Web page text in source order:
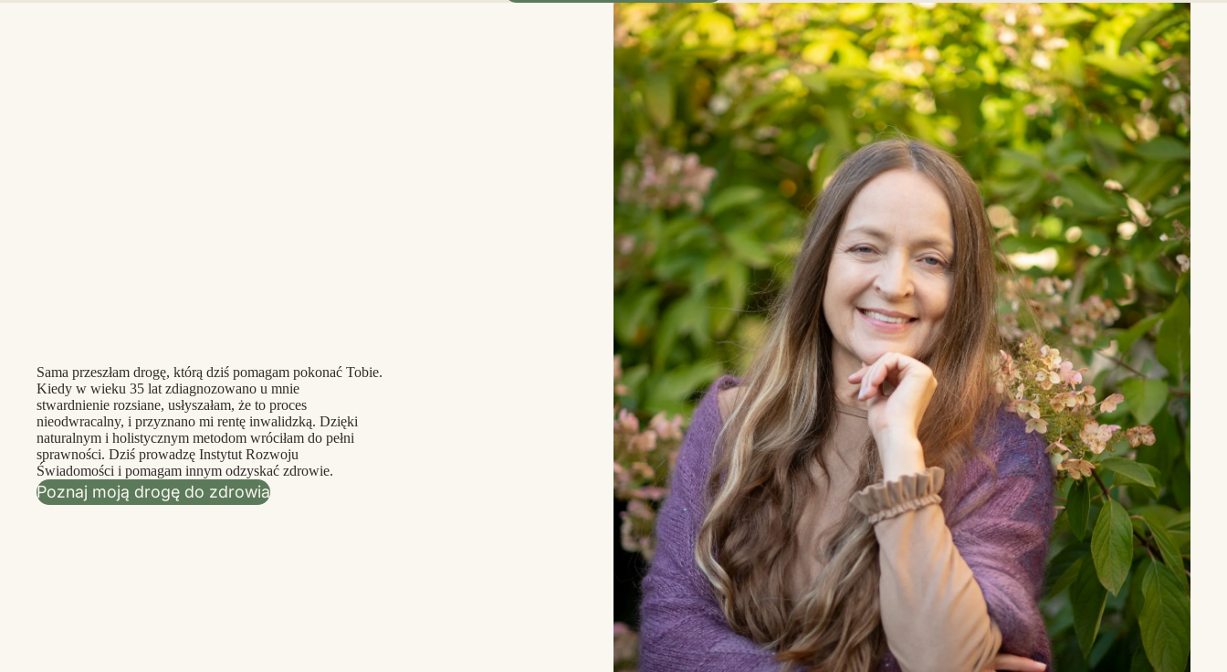
Sama przeszłam drogę, którą dziś pomagam pokonać Tobie.
Kiedy w wieku 35 lat zdiagnozowano u mnie
stwardnienie rozsiane, usłyszałam, że to proces
nieodwracalny, i przyznano mi rentę inwalidzką. Dzięki
naturalnym i holistycznym metodom wróciłam do pełni
sprawności. Dziś prowadzę Instytut Rozwoju
Świadomości i pomagam innym odzyskać zdrowie.
Poznaj moją drogę do zdrowia